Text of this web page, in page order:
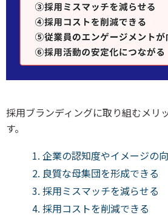
採用ブランディングに取り組むメリ
す。
企業の認知度やイメージの
良質な母集団を形成できる
採用ミスマッチを減らせる
採用コストを削減できる